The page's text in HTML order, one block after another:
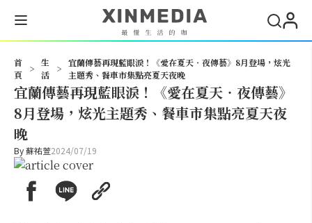
首
頁
>
生
活
>
宜蘭傳藝再現藍眼淚！《愛在夏天‧夜傳藝》8月登場，炫光
主題秀、餐車市集點亮夏天夜晚
宜蘭傳藝再現藍眼淚！《愛在夏天‧夜傳藝》
8月登場，炫光主題秀、餐車市集點亮夏天夜
晚
By蘇祐萱2024/07/19